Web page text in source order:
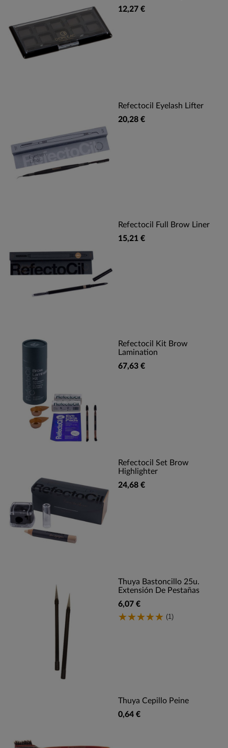
12,27 €
Refectocil Eyelash Lifter
20,28 €
Refectocil Full Brow Liner
15,21 €
Refectocil Kit Brow
Lamination
67,63 €
Refectocil Set Brow
Highlighter
24,68 €
Thuya Bastoncillo 25u.
Extensión De Pestañas
6,07 €
(1)
Thuya Cepillo Peine
0,64 €